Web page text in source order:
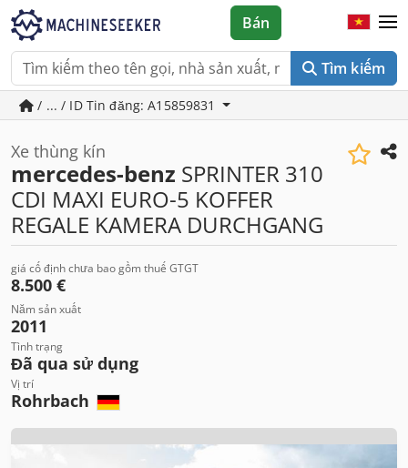
Tìm kiếm
Bán
/ ... / ID Tin đăng: A15859831
Xe thùng kín
mercedes-benz SPRINTER 310
CDI MAXI EURO-5 KOFFER
REGALE KAMERA DURCHGANG
giá cố định chưa bao gồm thuế GTGT
8.500 €
Năm sản xuất
2011
Tình trạng
Đã qua sử dụng
Vị trí
Rohrbach